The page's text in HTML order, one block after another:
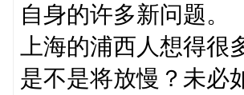
自身的许多新问题。
上海的浦西人想得
是不是将放慢？未必